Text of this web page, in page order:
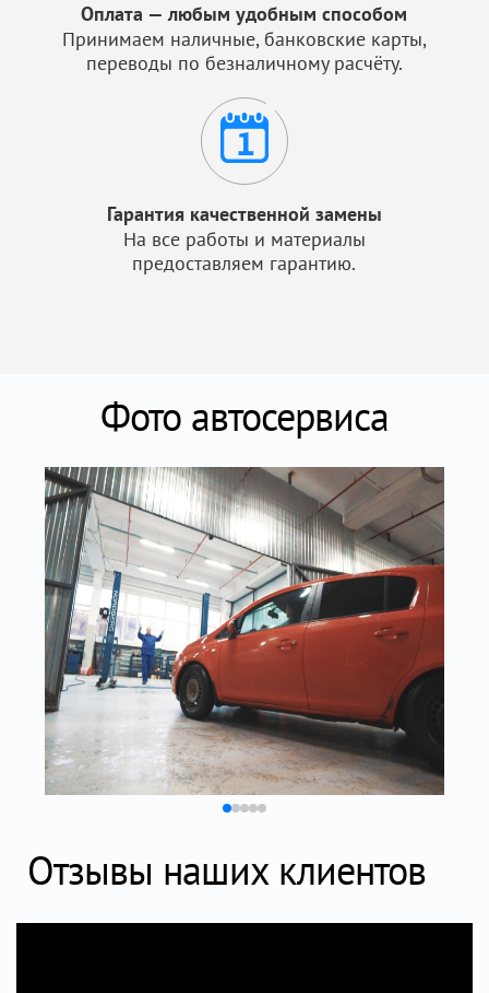
Оплата — любым удобным способом
Принимаем наличные, банковские карты,
переводы по безналичному расчёту.
Гарантия качественной замены
На все работы и материалы
предоставляем гарантию.
Фото автосервиса
Отзывы наших клиентов